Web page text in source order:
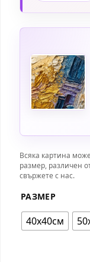
Всяка картина
размер, различен
свържете с нас.
РАЗМЕР
40х40см